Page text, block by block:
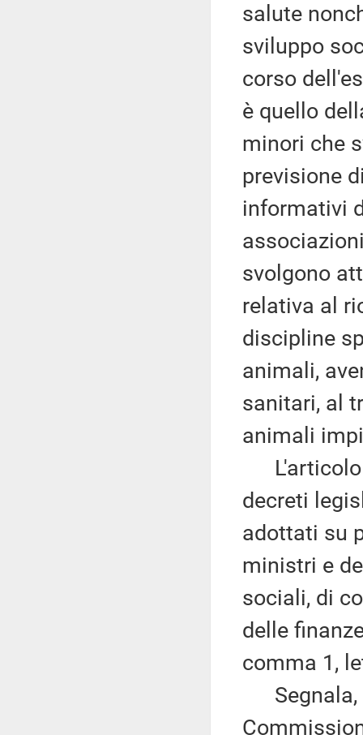
salute
sviluppo
corso
è quello
minori che
previsione
informativi
svolgono
relativa al
discipline
animali,
sanitari, al
animali
L'articolo
decreti
adottati su
ministri e
sociali, di
delle
comma 1,
Segnala,